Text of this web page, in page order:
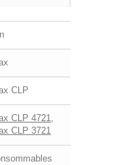
CLP
CLP 4721,
CLP 3721